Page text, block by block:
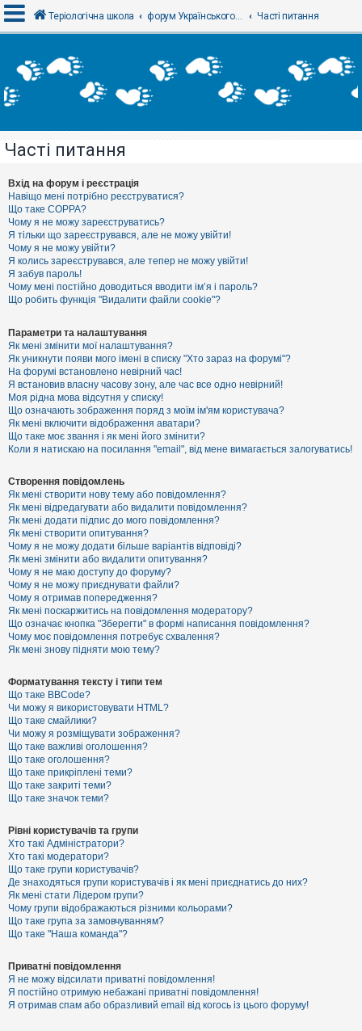
х
і
Р
є
с
т
р
а
ц
і
я
Т
м
и
б
е
з
в
і
д
п
о
в
і
е
й
А
к
т
и
в
н
і
т
е
м
и
П
о
ш
у
к
Д
о
п
о
г
а
Теріологічна школа форум Українського теріологічного товариства Часті питання
Часті питання
Вхід на форум і реєстрація
Навіщо мені потрібно реєструватися?
Що таке COPPA?
Чому я не можу зареєструватись?
Я тільки що зареєструвався, але не можу увійти!
Чому я не можу увійти?
Я колись зареєструвався, але тепер не можу увійти!
Я забув пароль!
Чому мені постійно доводиться вводити ім’я і пароль?
Що робить функція "Видалити файли cookie"?
Параметри та налаштування
Як мені змінити мої налаштування?
Як уникнути появи мого імені в списку "Хто зараз на форумі"?
На форумі встановлено невірний час!
Я встановив власну часову зону, але час все одно невірний!
Моя рідна мова відсутня у списку!
Що означають зображення поряд з моїм ім'ям користувача?
Як мені включити відображення аватари?
Що таке моє звання і як мені його змінити?
Коли я натискаю на посилання "email", від мене вимагається залогуватись!
Створення повідомлень
Як мені створити нову тему або повідомлення?
Як мені відредагувати або видалити повідомлення?
Як мені додати підпис до мого повідомлення?
Як мені створити опитування?
Чому я не можу додати більше варіантів відповіді?
Як мені змінити або видалити опитування?
Чому я не маю доступу до форуму?
Чому я не можу приєднувати файли?
Чому я отримав попередження?
Як мені поскаржитись на повідомлення модератору?
Що означає кнопка "Зберегти" в формі написання повідомлення?
Чому моє повідомлення потребує схвалення?
Як мені знову підняти мою тему?
Форматування тексту і типи тем
Що таке BBCode?
Чи можу я використовувати HTML?
Що таке смайлики?
Чи можу я розміщувати зображення?
Що таке важливі оголошення?
Що таке оголошення?
Що таке прикріплені теми?
Що таке закриті теми?
Що таке значок теми?
Рівні користувачів та групи
Хто такі Адміністратори?
Хто такі модератори?
Що таке групи користувачів?
Де знаходяться групи користувачів і як мені приєднатись до них?
Як мені стати Лідером групи?
Чому групи відображаються різними кольорами?
Що таке група за замовчуванням?
Що таке "Наша команда"?
Приватні повідомлення
Я не можу відсилати приватні повідомлення!
Я постійно отримую небажані приватні повідомлення!
Я отримав спам або образливий email від когось із цього форуму!